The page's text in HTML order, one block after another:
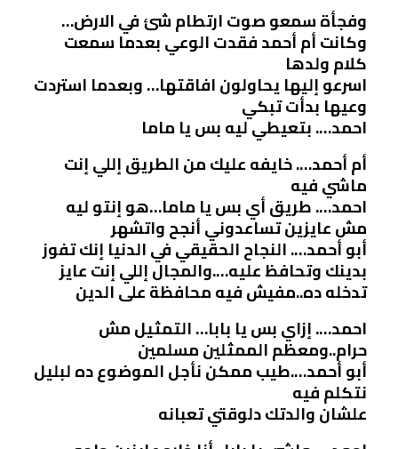
وفجأة سمعو صوت ارتطام شئ في الارض…
وكانت أم أحمد فقدت الوعي بعدما سمعت
كلام ولدها
اسرعو إليها يحاولون افاقتها… وبعدما استردت
وعيها بدأت تبكي
احمد…. بتعيطي ليه بس يا ماما
أم أحمد…. خايفه عليك من الطريق إللي إنت
ماشي فيه
احمد…. طريق أي بس يا ماما…هو إنتو ليه
مش عايزين تساعدوني أنجح واتشهر
أبو أحمد…. النجاح الحقيقي في الدنيا إنك تفوز
بدينك وتحافظ عليه….والمجال إللي إنت عايز
تدخله ده..مفيش فيه محافظة على الدين
احمد…. إزاي بس يا بابا… التمثيل مش
حرام..ومعظم الممثلين مسلمين
أبو أحمد….طيب ممكن نأجل الموضوع ده لبليل
نتكلم فيه
علشان والدتك دلوقتي تعبانه